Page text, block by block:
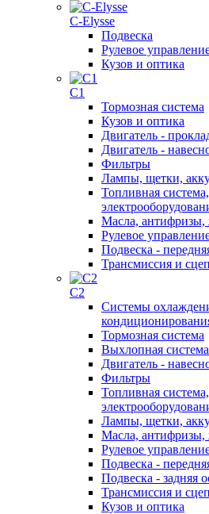
C-Elysse
Подвеска
Рулевое
Кузов и оптика
C1
Тормозная система
Кузов и оптика
Двигатель -
Двигатель -
Фильтры
Лампы, щетки,
Топливная
Масла, антифризы,
Рулевое
Подвеска -
Трансмиссия и
C2
Системы
Тормозная система
Выхлопная система
Двигатель -
Фильтры
Топливная
Лампы, щетки,
Масла, антифризы,
Рулевое
Подвеска -
Подвеска - задняя
Трансмиссия и
Кузов и оптика